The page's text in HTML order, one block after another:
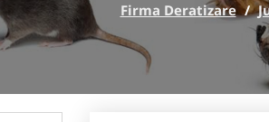
Firma Deratizare /